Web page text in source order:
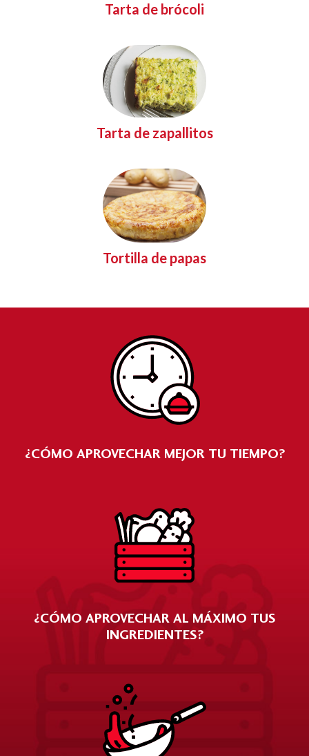
Tarta de brócoli
Tarta de zapallitos
Tortilla de papas
¿CÓMO APROVECHAR MEJOR TU TIEMPO?
¿CÓMO APROVECHAR AL MÁXIMO TUS
INGREDIENTES?